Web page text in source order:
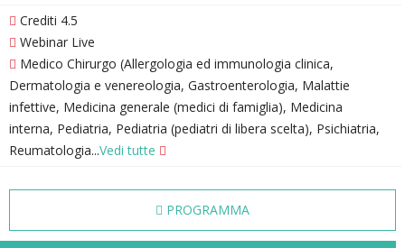
Crediti 4.5
Webinar Live
Medico Chirurgo (Allergologia ed immunologia clinica,
Dermatologia e venereologia, Gastroenterologia, Malattie
infettive, Medicina generale (medici di famiglia), Medicina
interna, Pediatria, Pediatria (pediatri di libera scelta), Psichiatria,
Reumatologia...Vedi tutte
PROGRAMMA